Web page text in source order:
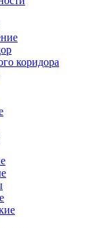
коридора